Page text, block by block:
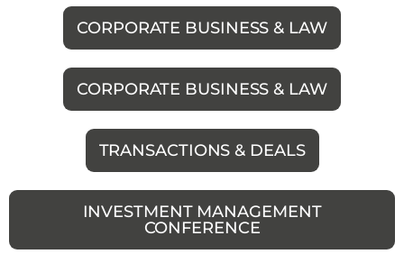
CORPORATE BUSINESS & LAW
CORPORATE BUSINESS & LAW
TRANSACTIONS & DEALS
INVESTMENT MANAGEMENT
CONFERENCE